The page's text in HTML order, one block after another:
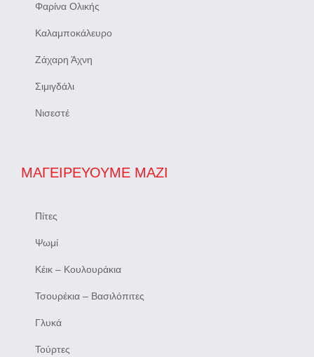
Φαρίνα Ολικής
Καλαμποκάλευρο
Ζάχαρη Άχνη
Σιμιγδάλι
Νισεστέ
ΜΑΓΕΙΡΕΎΟΥΜΕ ΜΑΖΊ
Πίτες
Ψωμί
Κέικ – Κουλουράκια
Τσουρέκια – Βασιλόπιτες
Γλυκά
Τούρτες